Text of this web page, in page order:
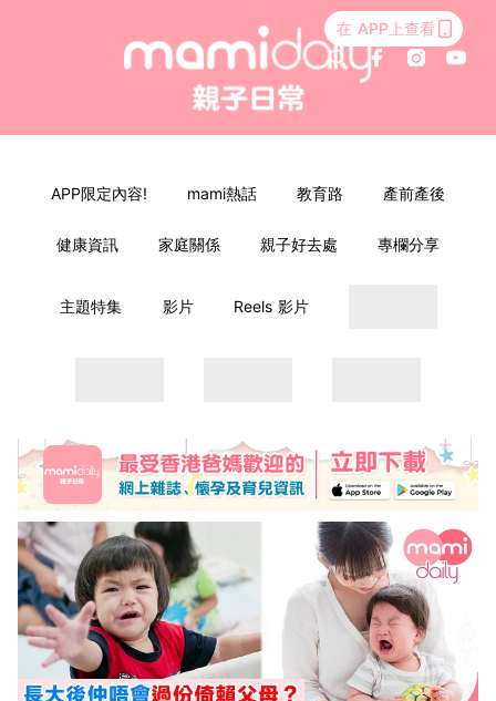
在 APP上查看
APP限定內容! mami熱話 教育路 產前產後
健康資訊 家庭關係 親子好去處 專欄分享
主題特集 影片 Reels 影片